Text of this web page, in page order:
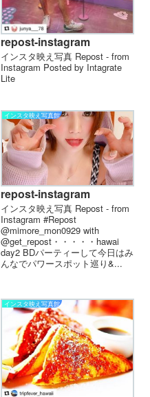
repost-instagram
インスタ映え写真 Repost - from
Instagram Posted by Intagrate
Lite
インスタ映え写真館
repost-instagram
インスタ映え写真 Repost - from
Instagram #Repost
@mimore_mon0929 with
@get_repost・・・・・hawai
day2 BDパーティーして今日はみ
んなでパワースポット巡り&...
インスタ映え写真館